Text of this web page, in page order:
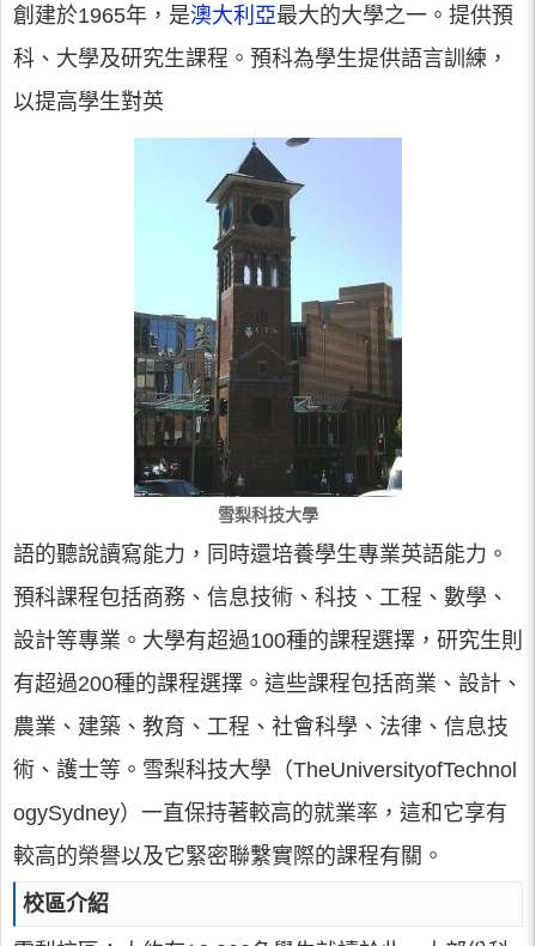
創建於1965年，是澳大利亞最大的大學之一。提供預
科、大學及研究生課程。預科為學生提供語言訓練，
以提高學生對英
雪梨科技大學
語的聽說讀寫能力，同時還培養學生專業英語能力。
預科課程包括商務、信息技術、科技、工程、數學、
設計等專業。大學有超過100種的課程選擇，研究生則
有超過200種的課程選擇。這些課程包括商業、設計、
農業、建築、教育、工程、社會科學、法律、信息技
術、護士等。雪梨科技大學（TheUniversityofTechnol
ogySydney）一直保持著較高的就業率，這和它享有
較高的榮譽以及它緊密聯繫實際的課程有關。
校區介紹